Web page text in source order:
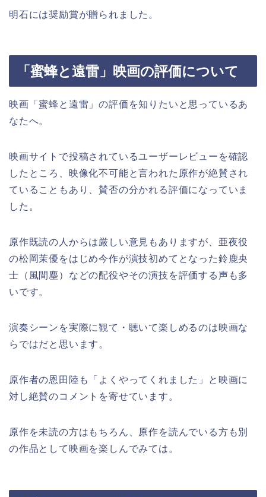
明石には奨励賞が贈られました。
「蜜蜂と遠雷」映画の評価について
映画「蜜蜂と遠雷」の評価を知りたいと思っているあ
なたへ。
映画サイトで投稿されているユーザーレビューを確認
したところ、映像化不可能と言われた原作が絶賛され
ていることもあり、賛否の分かれる評価になっていま
した。
原作既読の人からは厳しい意見もありますが、亜夜役
の松岡茉優をはじめ今作が演技初めてとなった鈴鹿央
士（風間塵）などの配役やその演技を評価する声も多
いです。
演奏シーンを実際に観て・聴いて楽しめるのは映画な
らではだと思います。
原作者の恩田陸も「よくやってくれました」と映画に
対し絶賛のコメントを寄せています。
原作を未読の方はもちろん、原作を読んでいる方も別
の作品として映画を楽しんでみては。